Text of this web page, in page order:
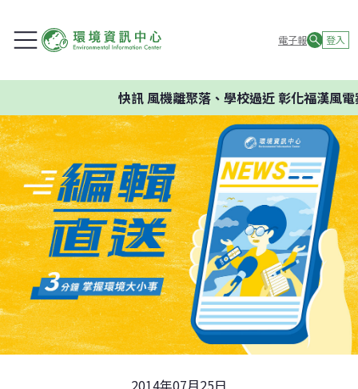
電子報 登入
快訊風機離聚落、學校過近 彰化福漢風電
2014年07月25日